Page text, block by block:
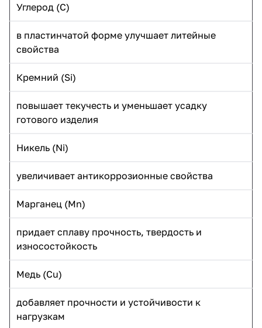
Углерод (C)
в пластинчатой форме улучшает литейные
свойства
Кремний (Si)
повышает текучесть и уменьшает усадку
готового изделия
Никель (Ni)
увеличивает антикоррозионные свойства
Марганец (Mn)
придает сплаву прочность, твердость и
износостойкость
Медь (Cu)
добавляет прочности и устойчивости к
нагрузкам